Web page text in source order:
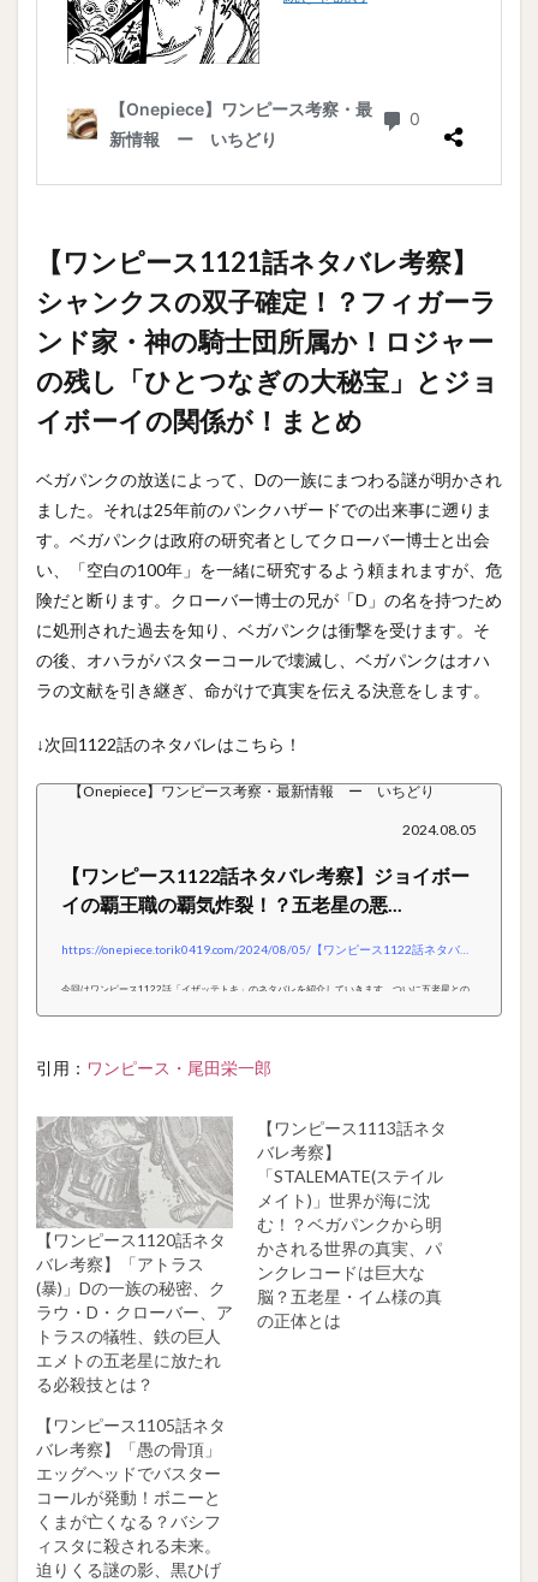
【ワンピース1121話ネタバレ考察】
シャンクスの双子確定！？フィガーラ
ンド家・神の騎士団所属か！ロジャー
の残し「ひとつなぎの大秘宝」とジョ
イボーイの関係が！まとめ
ベガパンクの放送によって、Dの一族にまつわる謎が明かされ
ました。それは25年前のパンクハザードでの出来事に遡りま
す。ベガパンクは政府の研究者としてクローバー博士と出会
い、「空白の100年」を一緒に研究するよう頼まれますが、危
険だと断ります。クローバー博士の兄が「D」の名を持つため
に処刑された過去を知り、ベガパンクは衝撃を受けます。そ
の後、オハラがバスターコールで壊滅し、ベガパンクはオハ
ラの文献を引き継ぎ、命がけで真実を伝える決意をします。
↓次回1122話のネタバレはこちら！
【Onepiece】ワンピース考察・最新情報 ー いちどり
2024.08.05
【ワンピース1122話ネタバレ考察】ジョイボー
イの覇王職の覇気炸裂！？五老星の悪...
今回はワンピース1122話「イザッテトキ」のネタバレを紹介していきます。ついに五老星との
神ニカの姿となり、ルフィと共にサターン聖の猛攻をかわしつつ戦います。空白の100年の真
引用： ワンピース・尾田栄一郎
【ワンピース1120話ネタ
バレ考察】「アトラス
(暴)」Dの一族の秘密、ク
ラウ・D・クローバー、ア
トラスの犠牲、鉄の巨人
エメトの五老星に放たれ
る必殺技とは？
【ワンピース1113話ネタ
バレ考察】
「STALEMATE(ステイル
メイト)」世界が海に沈
む！？ベガパンクから明
かされる世界の真実、パ
ンクレコードは巨大な
脳？五老星・イム様の真
の正体とは
【ワンピース1105話ネタ
バレ考察】「愚の骨頂」
エッグヘッドでバスター
コールが発動！ボニーと
くまが亡くなる？バシフ
ィスタに殺される未来。
迫りくる謎の影、黒ひげ